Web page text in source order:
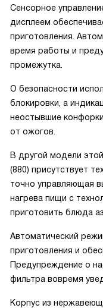
Сенсорное
дисплеем
приготовления.
время работы и
промежутка.
О безопасности
блокировки, а
неостывшие
от ожогов.
В другой модели
(880) присутствует
точно управляющая
нагрева пищи с
приготовить блюда
Автоматический
приготовления и
Предупреждение о
фильтра вовремя
Корпус из